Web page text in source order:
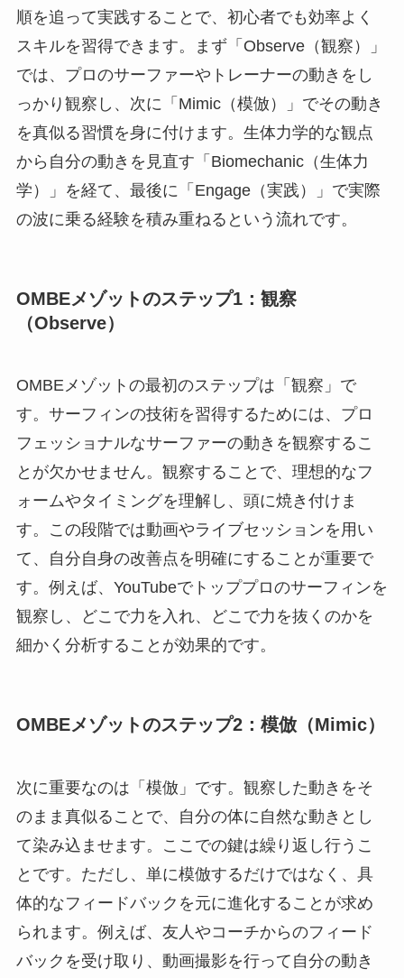
順を追って実践することで、初心者でも効率よく
スキルを習得できます。まず「Observe（観察）」
では、プロのサーファーやトレーナーの動きをし
っかり観察し、次に「Mimic（模倣）」でその動き
を真似る習慣を身に付けます。生体力学的な観点
から自分の動きを見直す「Biomechanic（生体力
学）」を経て、最後に「Engage（実践）」で実際
の波に乗る経験を積み重ねるという流れです。
OMBEメゾットのステップ1：観察
（Observe）
OMBEメゾットの最初のステップは「観察」で
す。サーフィンの技術を習得するためには、プロ
フェッショナルなサーファーの動きを観察するこ
とが欠かせません。観察することで、理想的なフ
ォームやタイミングを理解し、頭に焼き付けま
す。この段階では動画やライブセッションを用い
て、自分自身の改善点を明確にすることが重要で
す。例えば、YouTubeでトッププロのサーフィンを
観察し、どこで力を入れ、どこで力を抜くのかを
細かく分析することが効果的です。
OMBEメゾットのステップ2：模倣（Mimic）
次に重要なのは「模倣」です。観察した動きをそ
のまま真似ることで、自分の体に自然な動きとし
て染み込ませます。ここでの鍵は繰り返し行うこ
とです。ただし、単に模倣するだけではなく、具
体的なフィードバックを元に進化することが求め
られます。例えば、友人やコーチからのフィード
バックを受け取り、動画撮影を行って自分の動き